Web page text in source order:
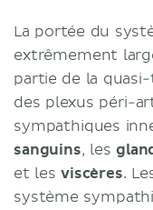
La portée du
extrêmement
partie de la
des plexus péri-
sympathiques
sanguins, les
et lesviscères.
système